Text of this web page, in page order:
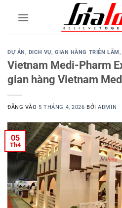
DỰ ÁN, DICH VỤ, GIAN HÀNG TRIỄN LÃM,
Vietnam Medi-Pharm
gian hàng Vietnam
ĐĂNG VÀO 5 THÁNG 4, 2026 BỞIADMIN
05
Th4